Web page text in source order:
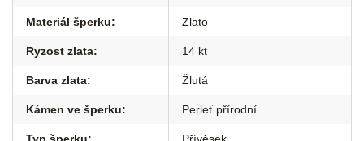
Materiál šperku: Zlato
Ryzost zlata: 14 kt
Barva zlata: Žlutá
Kámen ve šperku: Perleť přírodní